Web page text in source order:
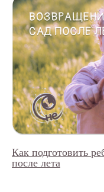
Как подготовить
после лета